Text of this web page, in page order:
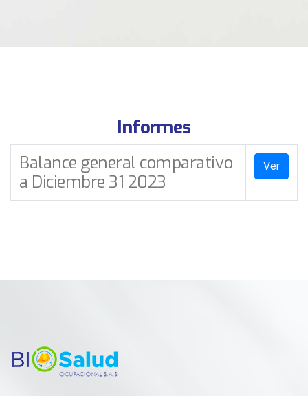
Informes
Balance general comparativo
a Diciembre 31 2023
Ver